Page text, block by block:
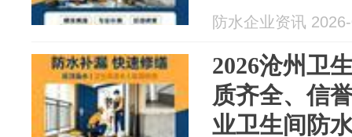
水最新资讯
防水企业资讯
2026沧州卫
质齐全、信
业卫生间防